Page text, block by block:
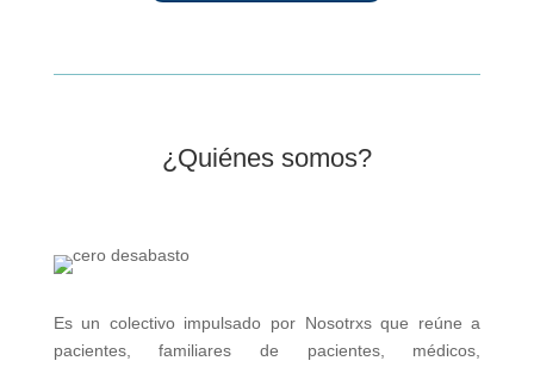
¿Quiénes somos?
Es un colectivo impulsado por Nosotrxs que reúne a
pacientes, familiares de pacientes, médicos,